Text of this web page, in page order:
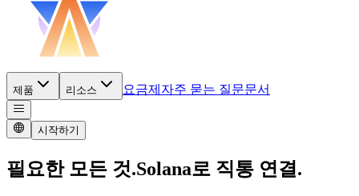
제품 리소스 요금제 자주 묻는 질문문서
시작하기
필요한 모든 것.Solana로 직통 연결.